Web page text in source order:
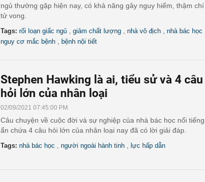
ngủ thường gặp hiện nay, có khả năng gây nguy hiểm, thậm chí
tử vong.
Tags: rối loạn giấc ngủ giảm chất lượng nhà vô địch nhà bác học
nguy cơ mắc bệnh bệnh nội tiết
Stephen Hawking là ai, tiểu sử và 4 câu
hỏi lớn của nhân loại
02/09/2021 07:45:00 PM
Câu chuyện về cuộc đời và sự nghiệp của nhà bác học nổi tiếng
ẩn chứa 4 câu hỏi lớn của nhân loại nay đã có lời giải đáp.
Tags: nhà bác học người ngoài hành tinh lực hấp dẫn